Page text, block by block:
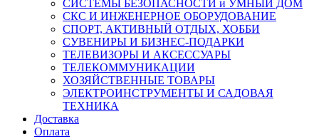
СИСТЕМЫ БЕЗОПАСНОСТИ и УМНЫЙ ДОМ
СКС И ИНЖЕНЕРНОЕ ОБОРУДОВАНИЕ
СПОРТ, АКТИВНЫЙ ОТДЫХ, ХОББИ
СУВЕНИРЫ И БИЗНЕС-ПОДАРКИ
ТЕЛЕВИЗОРЫ И АКСЕССУАРЫ
ТЕЛЕКОММУНИКАЦИИ
ХОЗЯЙСТВЕННЫЕ ТОВАРЫ
ЭЛЕКТРОИНСТРУМЕНТЫ И САДОВАЯ
ТЕХНИКА
Доставка
Оплата